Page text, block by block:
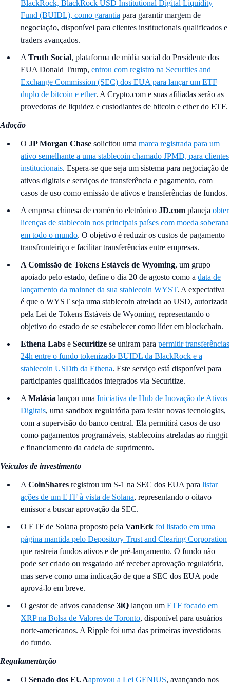
BlackRock, BlackRock USD Institutional Digital Liquidity
Fund (BUIDL), como garantia para garantir margem de
negociação, disponível para clientes institucionais qualificados e
traders avançados.
A Truth Social, plataforma de mídia social do Presidente dos
EUA Donald Trump, entrou com registro na Securities and
Exchange Commission (SEC) dos EUA para lançar um ETF
duplo de bitcoin e ether. A Crypto.com e suas afiliadas serão as
provedoras de liquidez e custodiantes de bitcoin e ether do ETF.
Adoção
O JP Morgan Chase solicitou uma marca registrada para um
ativo semelhante a uma stablecoin chamado JPMD, para clientes
institucionais. Espera-se que seja um sistema para negociação de
ativos digitais e serviços de transferência e pagamento, com
casos de uso como emissão de ativos e transferências de fundos.
A empresa chinesa de comércio eletrônico JD.com planeja obter
licenças de stablecoin nos principais países com moeda soberana
em todo o mundo. O objetivo é reduzir os custos de pagamento
transfronteiriço e facilitar transferências entre empresas.
A Comissão de Tokens Estáveis de Wyoming, um grupo
apoiado pelo estado, define o dia 20 de agosto como a data de
lançamento da mainnet da sua stablecoin WYST. A expectativa
é que o WYST seja uma stablecoin atrelada ao USD, autorizada
pela Lei de Tokens Estáveis de Wyoming, representando o
objetivo do estado de se estabelecer como líder em blockchain.
Ethena Labs e Securitize se uniram para permitir transferências
24h entre o fundo tokenizado BUIDL da BlackRock e a
stablecoin USDtb da Ethena. Este serviço está disponível para
participantes qualificados integrados via Securitize.
A Malásia lançou uma Iniciativa de Hub de Inovação de Ativos
Digitais, uma sandbox regulatória para testar novas tecnologias,
com a supervisão do banco central. Ela permitirá casos de uso
como pagamentos programáveis, stablecoins atreladas ao ringgit
e financiamento da cadeia de suprimento.
Veículos de investimento
A CoinShares registrou um S-1 na SEC dos EUA para listar
ações de um ETF à vista de Solana, representando o oitavo
emissor a buscar aprovação da SEC.
O ETF de Solana proposto pela VanEck foi listado em uma
página mantida pelo Depository Trust and Clearing Corporation
que rastreia fundos ativos e de pré-lançamento. O fundo não
pode ser criado ou resgatado até receber aprovação regulatória,
mas serve como uma indicação de que a SEC dos EUA pode
aprová-lo em breve.
O gestor de ativos canadense 3iQ lançou um ETF focado em
XRP na Bolsa de Valores de Toronto, disponível para usuários
norte-americanos. A Ripple foi uma das primeiras investidoras
do fundo.
Regulamentação
O Senado dos EUAaprovou a Lei GENIUS, avançando nos